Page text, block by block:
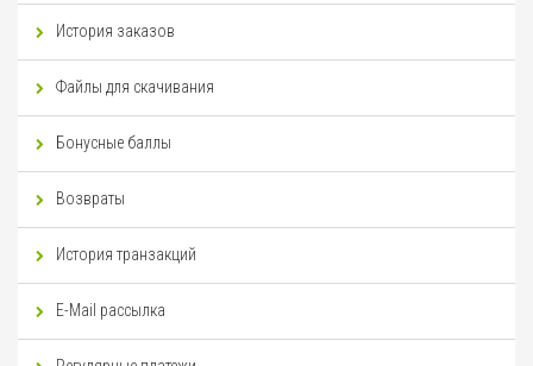
История заказов
Файлы для скачивания
Бонусные баллы
Возвраты
История транзакций
E-Mail рассылка